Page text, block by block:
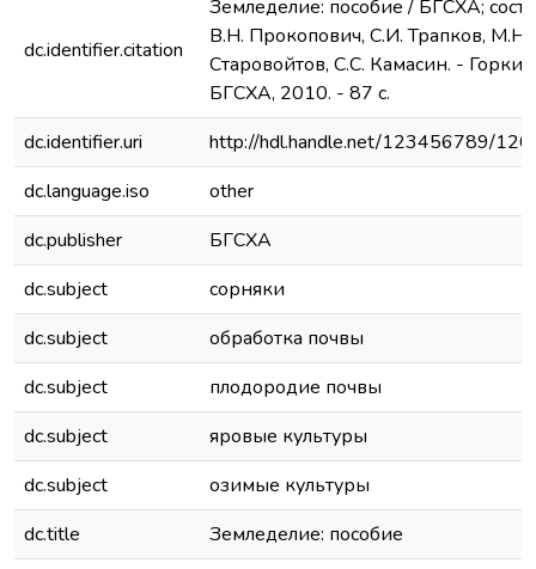
dc.identifier.citation
Земледелие: пособие / БГСХА; сост.
В.Н. Прокопович, С.И. Трапков, М.Н.
Старовойтов, С.С. Камасин. - Горки :
БГСХА, 2010. - 87 с.
dc.identifier.uri
http://hdl.handle.net/123456789/120
dc.language.iso
other
dc.publisher
БГСХА
dc.subject
сорняки
dc.subject
обработка почвы
dc.subject
плодородие почвы
dc.subject
яровые культуры
dc.subject
озимые культуры
dc.title
Земледелие: пособие